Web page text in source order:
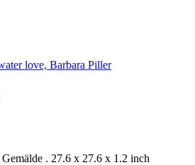
Gemälde . 27.6 x 27.6 x 1.2 inch